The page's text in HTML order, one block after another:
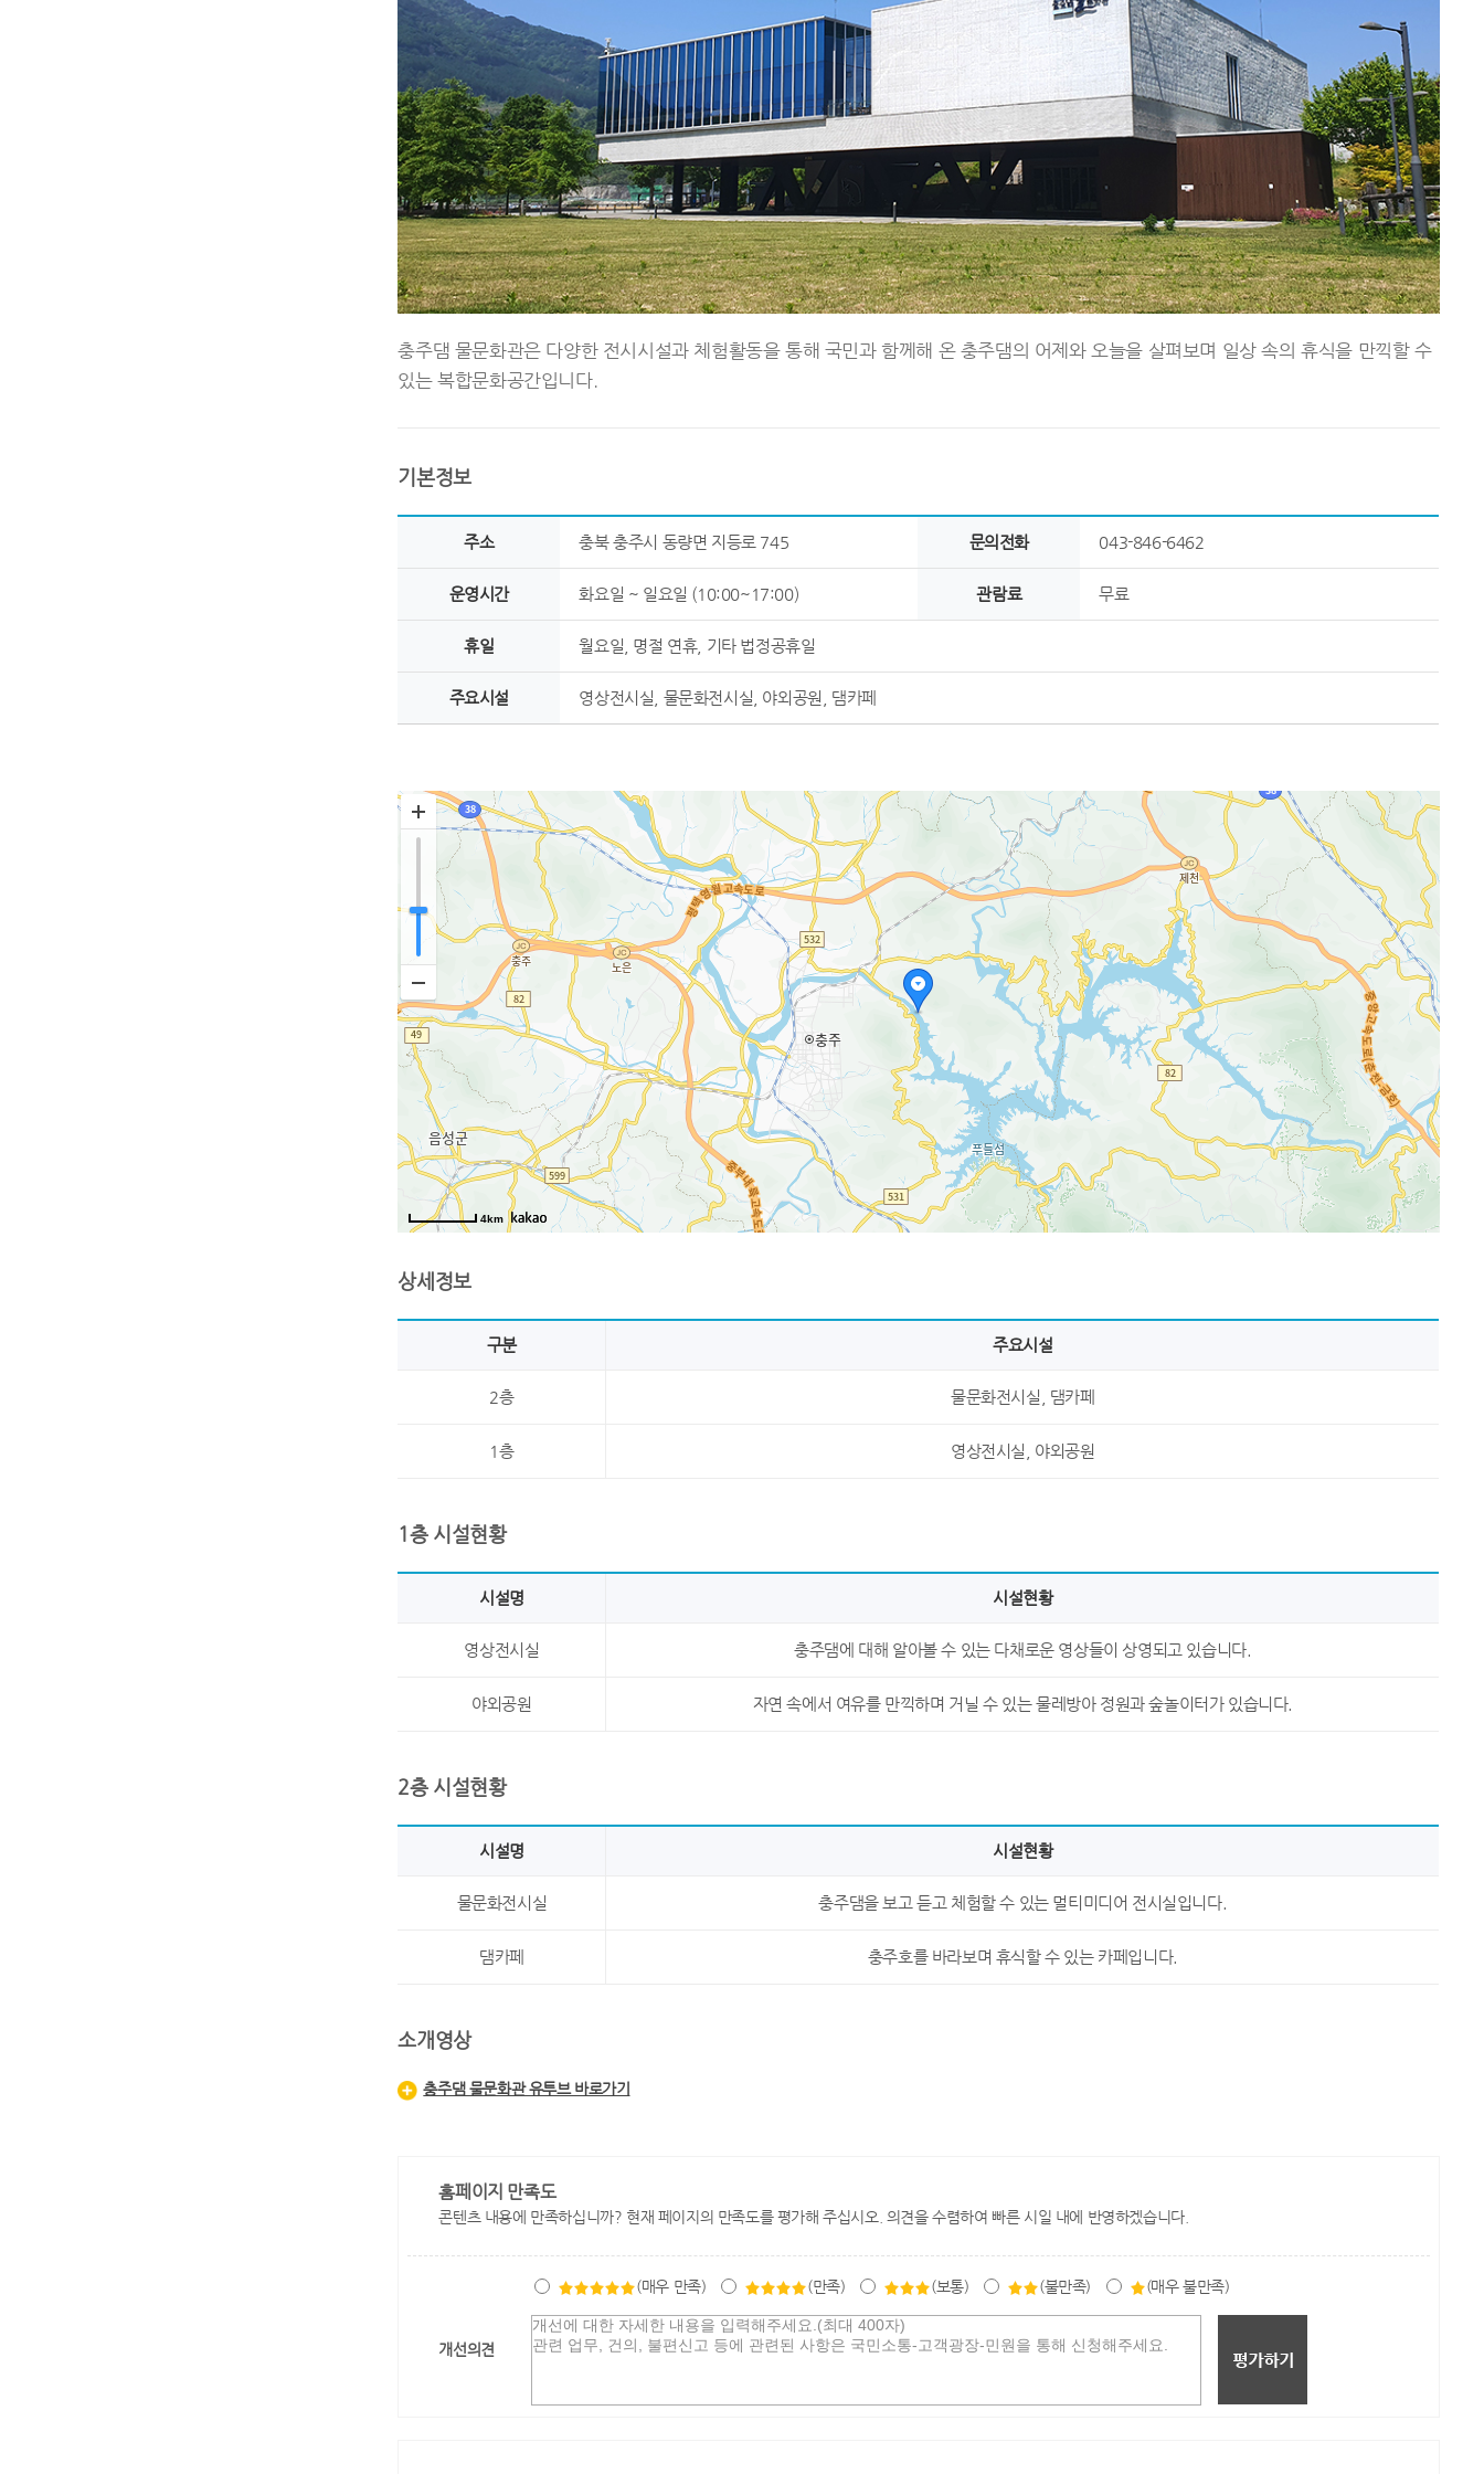
충주댐 물문화관은 다양한 전시시설과 체험활동을 통해 국민과 함께해 온 충주댐의 어제와 오늘을 살펴보며 일상 속의 휴식을 만끽할 수
있는 복합문화공간입니다.
기본정보
주소 충북 충주시 동량면 지등로 745 문의전화 043-846-6462
운영시간 화요일 ~ 일요일 (10:00~17:00) 관람료 무료
휴일 월요일, 명절 연휴, 기타 법정공휴일
주요시설 영상전시실, 물문화전시실, 야외공원, 댐카페
4km
상세정보
구분 주요시설
2층 물문화전시실, 댐카페
1층 영상전시실, 야외공원
1층 시설현황
시설명 시설현황
영상전시실 충주댐에 대해 알아볼 수 있는 다채로운 영상들이 상영되고 있습니다.
야외공원 자연 속에서 여유를 만끽하며 거닐 수 있는 물레방아 정원과 숲놀이터가 있습니다.
2층 시설현황
시설명 시설현황
물문화전시실 충주댐을 보고 듣고 체험할 수 있는 멀티미디어 전시실입니다.
댐카페 충주호를 바라보며 휴식할 수 있는 카페입니다.
소개영상
충주댐 물문화관 유투브 바로가기
홈페이지 만족도
콘텐츠 내용에 만족하십니까? 현재 페이지의 만족도를 평가해 주십시오. 의견을 수렴하여 빠른 시일 내에 반영하겠습니다.
(매우 만족) (만족) (보통) (불만족) (매우 불만족)
개선의견